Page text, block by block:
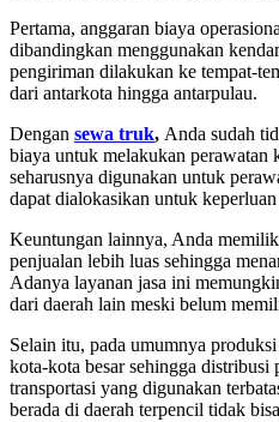
Pertama, anggaran biaya
dibandingkan menggunakan
pengiriman dilakukan ke tempat-
dari antarkota hingga antarpulau.
Dengan sewa truk, Anda sudah
biaya untuk melakukan perawatan
seharusnya digunakan untuk
dapat dialokasikan untuk
Keuntungan lainnya, Anda
penjualan lebih luas sehingga
Adanya layanan jasa ini
dari daerah lain meski belum
Selain itu, pada umumnya
kota-kota besar sehingga distribusi
transportasi yang digunakan
berada di daerah terpencil tidak